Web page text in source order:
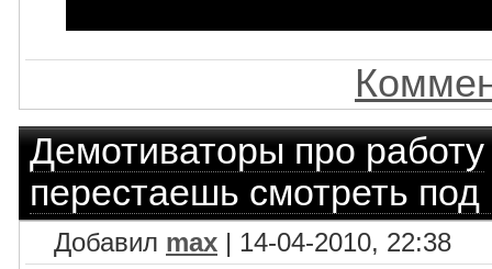
Демотиваторы про работу
перестаешь смотреть под
Добавил max | 14-04-2010, 22:38